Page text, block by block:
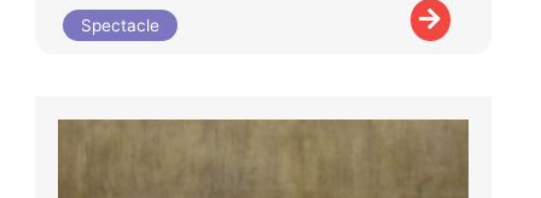
Spectacle